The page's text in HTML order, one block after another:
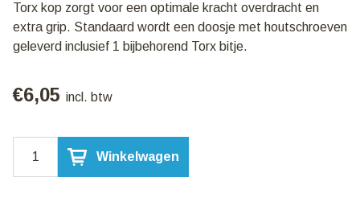
Torx kop zorgt voor een optimale kracht overdracht en
extra grip. Standaard wordt een doosje met houtschroeven
geleverd inclusief 1 bijbehorend Torx bitje.
€6,05 incl. btw
Woodpecker
Universele
Houtschroef
Winkelwagen